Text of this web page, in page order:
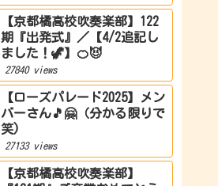
【京都橘高校吹奏楽部】122
期『出発式』／【4/2追記し
ました！🦖】🍊😈
27840 views
【ローズパレード2025】メン
バーさん🎵🤗（分かる限りで
笑)
27133 views
【京都橘高校吹奏楽部】